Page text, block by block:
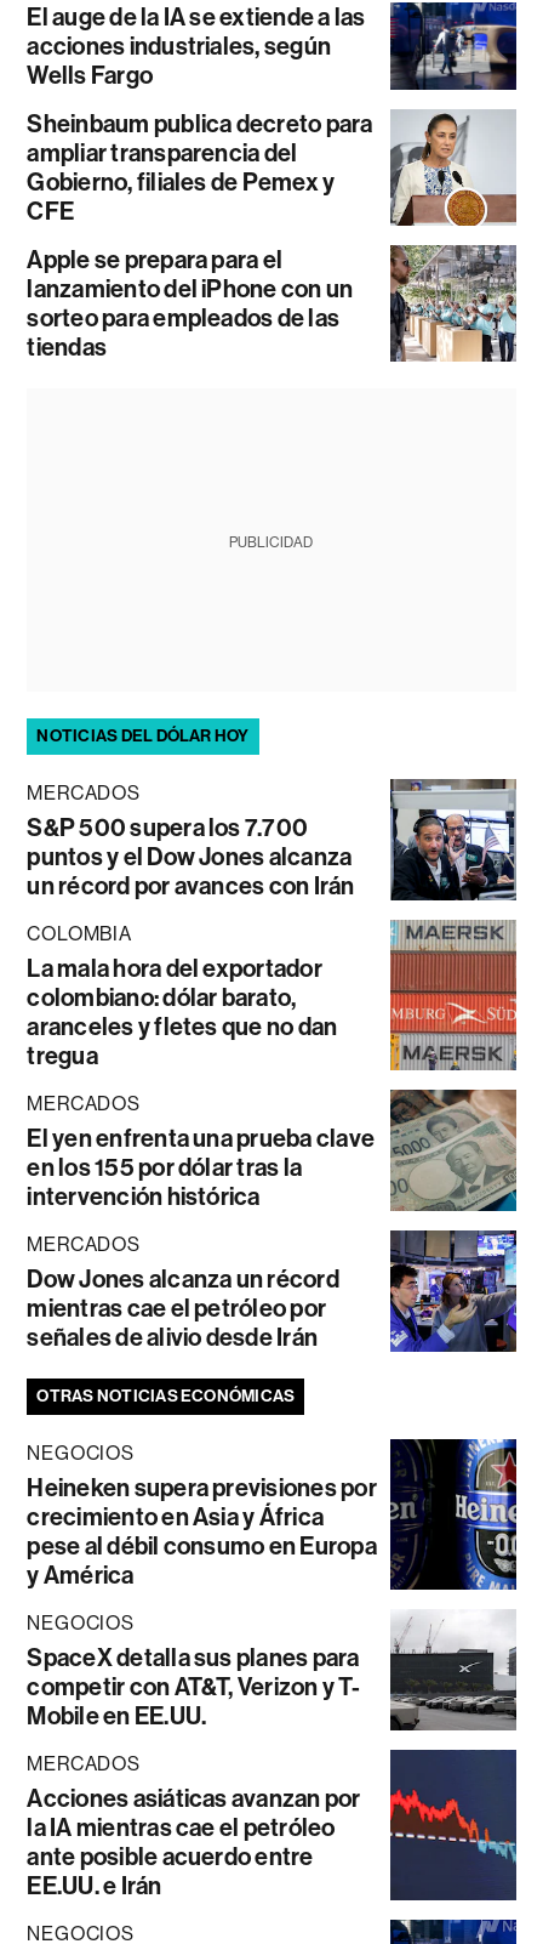
El auge de la IA se extiende a las
acciones industriales, según
Wells Fargo
Sheinbaum publica decreto para
ampliar transparencia del
Gobierno, filiales de Pemex y
CFE
Apple se prepara para el
lanzamiento del iPhone con un
sorteo para empleados de las
tiendas
PUBLICIDAD
NOTICIAS DEL DÓLAR HOY
MERCADOS
S&P 500 supera los 7.700
puntos y el Dow Jones alcanza
un récord por avances con Irán
COLOMBIA
La mala hora del exportador
colombiano: dólar barato,
aranceles y fletes que no dan
tregua
MERCADOS
El yen enfrenta una prueba clave
en los 155 por dólar tras la
intervención histórica
MERCADOS
Dow Jones alcanza un récord
mientras cae el petróleo por
señales de alivio desde Irán
OTRAS NOTICIAS ECONÓMICAS
NEGOCIOS
Heineken supera previsiones por
crecimiento en Asia y África
pese al débil consumo en Europa
y América
NEGOCIOS
SpaceX detalla sus planes para
competir con AT&T, Verizon y T-
Mobile en EE.UU.
MERCADOS
Acciones asiáticas avanzan por
la IA mientras cae el petróleo
ante posible acuerdo entre
EE.UU. e Irán
NEGOCIOS